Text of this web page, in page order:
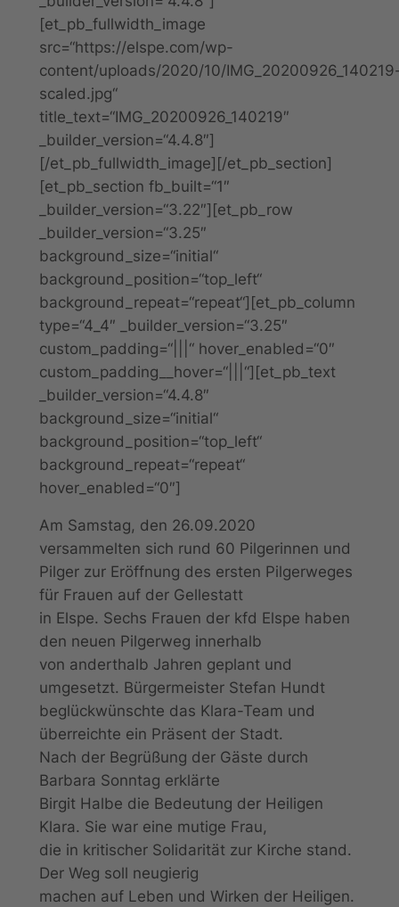
[et_pb_fullwidth_image
src=“https://elspe.com/wp-
content/uploads/2020/10/
scaled.jpg“
title_text=“IMG_20200926_140219″
_builder_version=“4.4.8″]
[/et_pb_fullwidth_image][/et_pb_section]
[et_pb_section fb_built=“1″
_builder_version=“3.22″][et_pb_row
_builder_version=“3.25″
background_size=“initial“
background_position=“top_left“
background_repeat=“repeat“][et_pb_column
type=“4_4″ _builder_version=“3.25″
custom_padding=“|||“ hover_enabled=“0″
custom_padding__hover=“|||“][et_pb_text
_builder_version=“4.4.8″
background_size=“initial“
background_position=“top_left“
background_repeat=“repeat“
hover_enabled=“0″]
Am Samstag, den 26.09.2020
versammelten sich rund 60 Pilgerinnen und
Pilger zur Eröffnung des ersten Pilgerweges
für Frauen auf der Gellestatt
in Elspe. Sechs Frauen der kfd Elspe haben
den neuen Pilgerweg innerhalb
von anderthalb Jahren geplant und
umgesetzt. Bürgermeister Stefan Hundt
beglückwünschte das Klara-Team und
überreichte ein Präsent der Stadt.
Nach der Begrüßung der Gäste durch
Barbara Sonntag erklärte
Birgit Halbe die Bedeutung der Heiligen
Klara. Sie war eine mutige Frau,
die in kritischer Solidarität zur Kirche stand.
Der Weg soll neugierig
machen auf Leben und Wirken der Heiligen.